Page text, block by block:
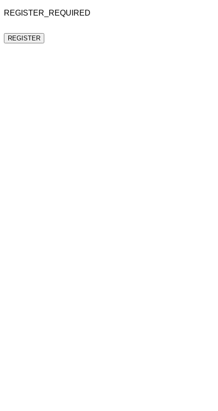
REGISTER_REQUIRED
REGISTER